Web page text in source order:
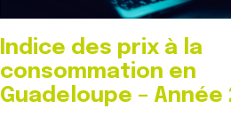
Indice des prix à la
consommation en
Guadeloupe – Année